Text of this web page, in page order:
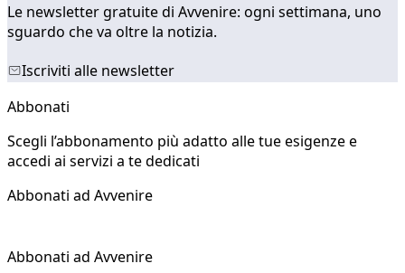
Le newsletter gratuite di Avvenire: ogni settimana, uno
sguardo che va oltre la notizia.
Iscriviti alle newsletter
Abbonati
Scegli l’abbonamento più adatto alle tue esigenze e
accedi ai servizi a te dedicati
Abbonati ad Avvenire
Abbonati ad Avvenire